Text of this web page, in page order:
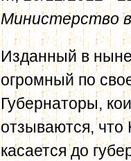
Министерство
Изданный в
огромный по
Губернаторы,
отзываются, что
касается до